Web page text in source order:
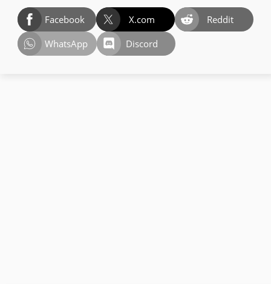
Facebook X.com
Reddit
WhatsApp
Discord